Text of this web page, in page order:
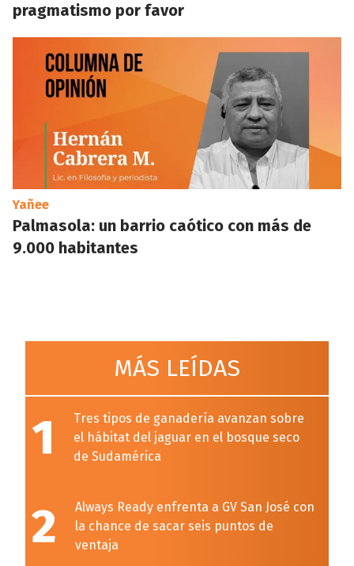
pragmatismo por favor
Yañee
Palmasola: un barrio caótico con más de
9.000 habitantes
MÁS LEÍDAS
1
Tres tipos de ganadería avanzan sobre
el hábitat del jaguar en el bosque seco
de Sudamérica
2
Always Ready enfrenta a GV San José con
la chance de sacar seis puntos de
ventaja